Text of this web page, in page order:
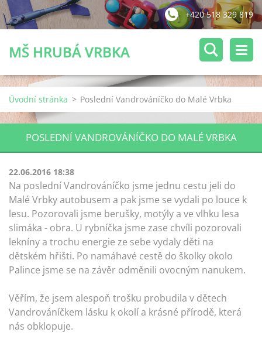
+420 518 329 819
MŠ HRUBÁ VRBKA
Úvodní stránka > Poslední Vandrováníčko do Malé Vrbka
POSLEDNÍ VANDROVÁNÍČKO DO MALÉ VRBKA
22.06.2016 18:38
Na poslední Vandrováníčko jsme jednu cestu jeli do
Malé Vrbky autobusem a pak jsme se vydali po louce k
lesu. Pozorovali jsme berušky, motýly a ve vlhku lesa
slimáka - obra. U rybníčka jsme zase chvíli pozorovali
lekníny a trochu energie ze sebe vydaly děti na
dětském hřišti. Po namáhavé cestě do školky okolo
Palince jsme se na závěr odměnili ovocným nanukem.
Věřím, že jsem alespoň trošku probudila v dětech
Vandrováníčkem lásku k okolí a krásné přírodě, která
nás obklopuje.